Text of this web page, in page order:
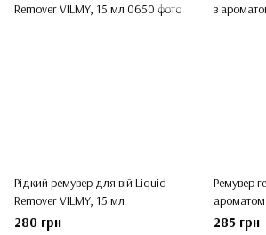
Рідкий ремувер для вій Liquid
Remover VILMY, 15 мл
280 грн
Ремувер
285 грн